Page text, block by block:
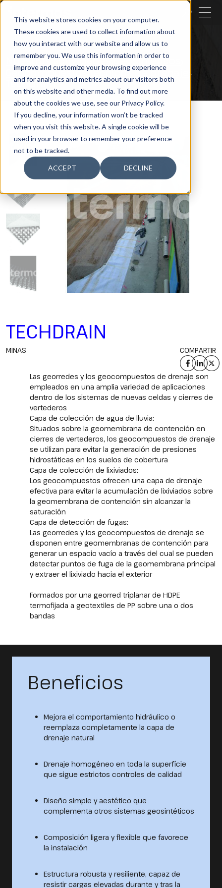
This website stores cookies on your computer.
These cookies are used to collect information about
how you interact with our website and allow us to
remember you. We use this information in order to
improve and customize your browsing experience
and for analytics and metrics about our visitors both
on this website and other media. To find out more
about the cookies we use, see our Privacy Policy.
If you decline, your information won’t be tracked
when you visit this website. A single cookie will be
used in your browser to remember your preference
not to be tracked.
ACCEPT DECLINE
BUSCAR
CERRAR
Nuestras actividades Geosintéticos
Geocompuestos técnicos de drenaje
Techdrain
TECHDRAIN
MINAS COMPARTIR
Las georredes y los geocompuestos de drenaje son
empleados en una amplia variedad de aplicaciones
dentro de los sistemas de nuevas celdas y cierres de
vertederos
Capa de colección de agua de lluvia:
Situados sobre la geomembrana de contención en
cierres de vertederos, los geocompuestos de drenaje
se utilizan para evitar la generación de presiones
hidrostáticas en los suelos de cobertura
Capa de colección de lixiviados:
Los geocompuestos ofrecen una capa de drenaje
efectiva para evitar la acumulación de lixiviados sobre
la geomembrana de contención sin alcanzar la
saturación
Capa de detección de fugas:
Las georredes y los geocompuestos de drenaje se
disponen entre geomembranas de contención para
generar un espacio vacío a través del cual se pueden
detectar puntos de fuga de la geomembrana principal
y extraer el lixiviado hacia el exterior
Formados por una georred triplanar de HDPE
termofijada a geotextiles de PP sobre una o dos
bandas
Beneficios
Mejora el comportamiento hidráulico o
reemplaza completamente la capa de
drenaje natural
Drenaje homogéneo en toda la superfície
que sigue estrictos controles de calidad
Diseño simple y aestético que
complementa otros sistemas geosintéticos
Composición ligera y flexible que favorece
la instalación
Estructura robusta y resiliente, capaz de
resistir cargas elevadas durante y tras la